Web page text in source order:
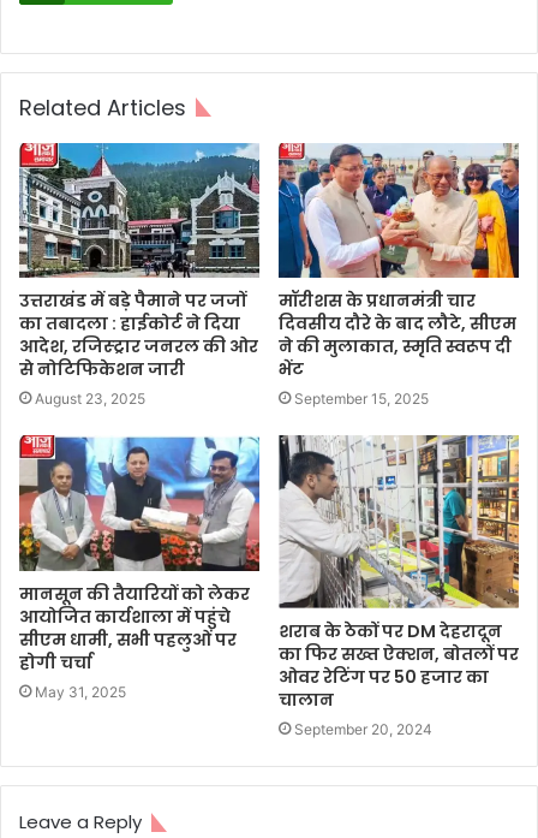
Related Articles
उत्तराखंड में बड़े पैमाने पर जजों
का तबादला : हाईकोर्ट ने दिया
आदेश, रजिस्ट्रार जनरल की ओर
से नोटिफिकेशन जारी
August 23, 2025
मॉरीशस के प्रधानमंत्री चार
दिवसीय दौरे के बाद लौटे, सीएम
ने की मुलाकात, स्मृति स्वरूप दी
भेंट
September 15, 2025
मानसून की तैयारियों को लेकर
आयोजित कार्यशाला में पहुंचे
सीएम धामी, सभी पहलुओं पर
होगी चर्चा
May 31, 2025
शराब के ठेकों पर DM देहरादून
का फिर सख्त ऐक्शन, बोतलों पर
ओवर रेटिंग पर 50 हजार का
चालान
September 20, 2024
Leave a Reply